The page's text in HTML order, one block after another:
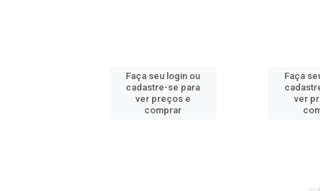
Faça seu login ou
cadastre-se para
ver preços e
comprar
Faça
ver